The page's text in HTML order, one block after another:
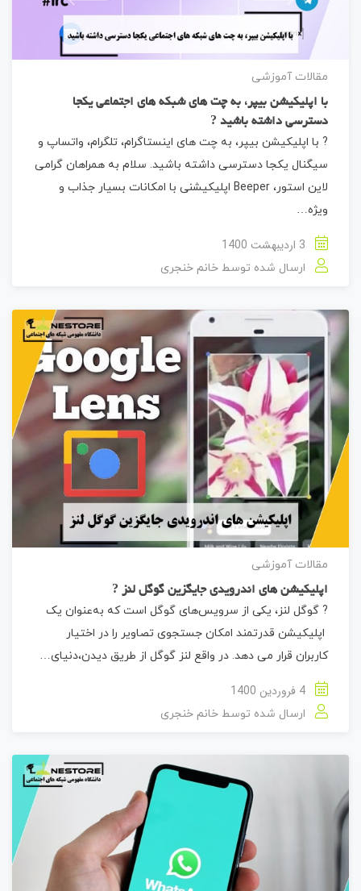
مقالات آموزشی
با اپلیکیشن بیپر، به چت های شبکه های اجتماعی یکجا
دسترسی داشته باشید ?
? با اپلیکیشن بیپر، به چت های اینستاگرام، تلگرام، واتساپ و
سیگنال یکجا دسترسی داشته باشید. سلام به همراهان گرامی
لاین استور، Beeper اپلیکیشنی با امکانات بسیار جذاب و
ویژه…
ارسال شده توسط خانم خنجری
مقالات آموزشی
اپلیکیشن های اندرویدی جایگزین گوگل لنز ?
? گوگل لنز، یکی از سرویس‌های گوگل است که به‌عنوان یک
اپلیکیشن قدرتمند امکان جستجوی تصاویر را در اختیار
کاربران قرار می دهد. در واقع لنز گوگل از طریق دیدن،دنیای…
ارسال شده توسط خانم خنجری